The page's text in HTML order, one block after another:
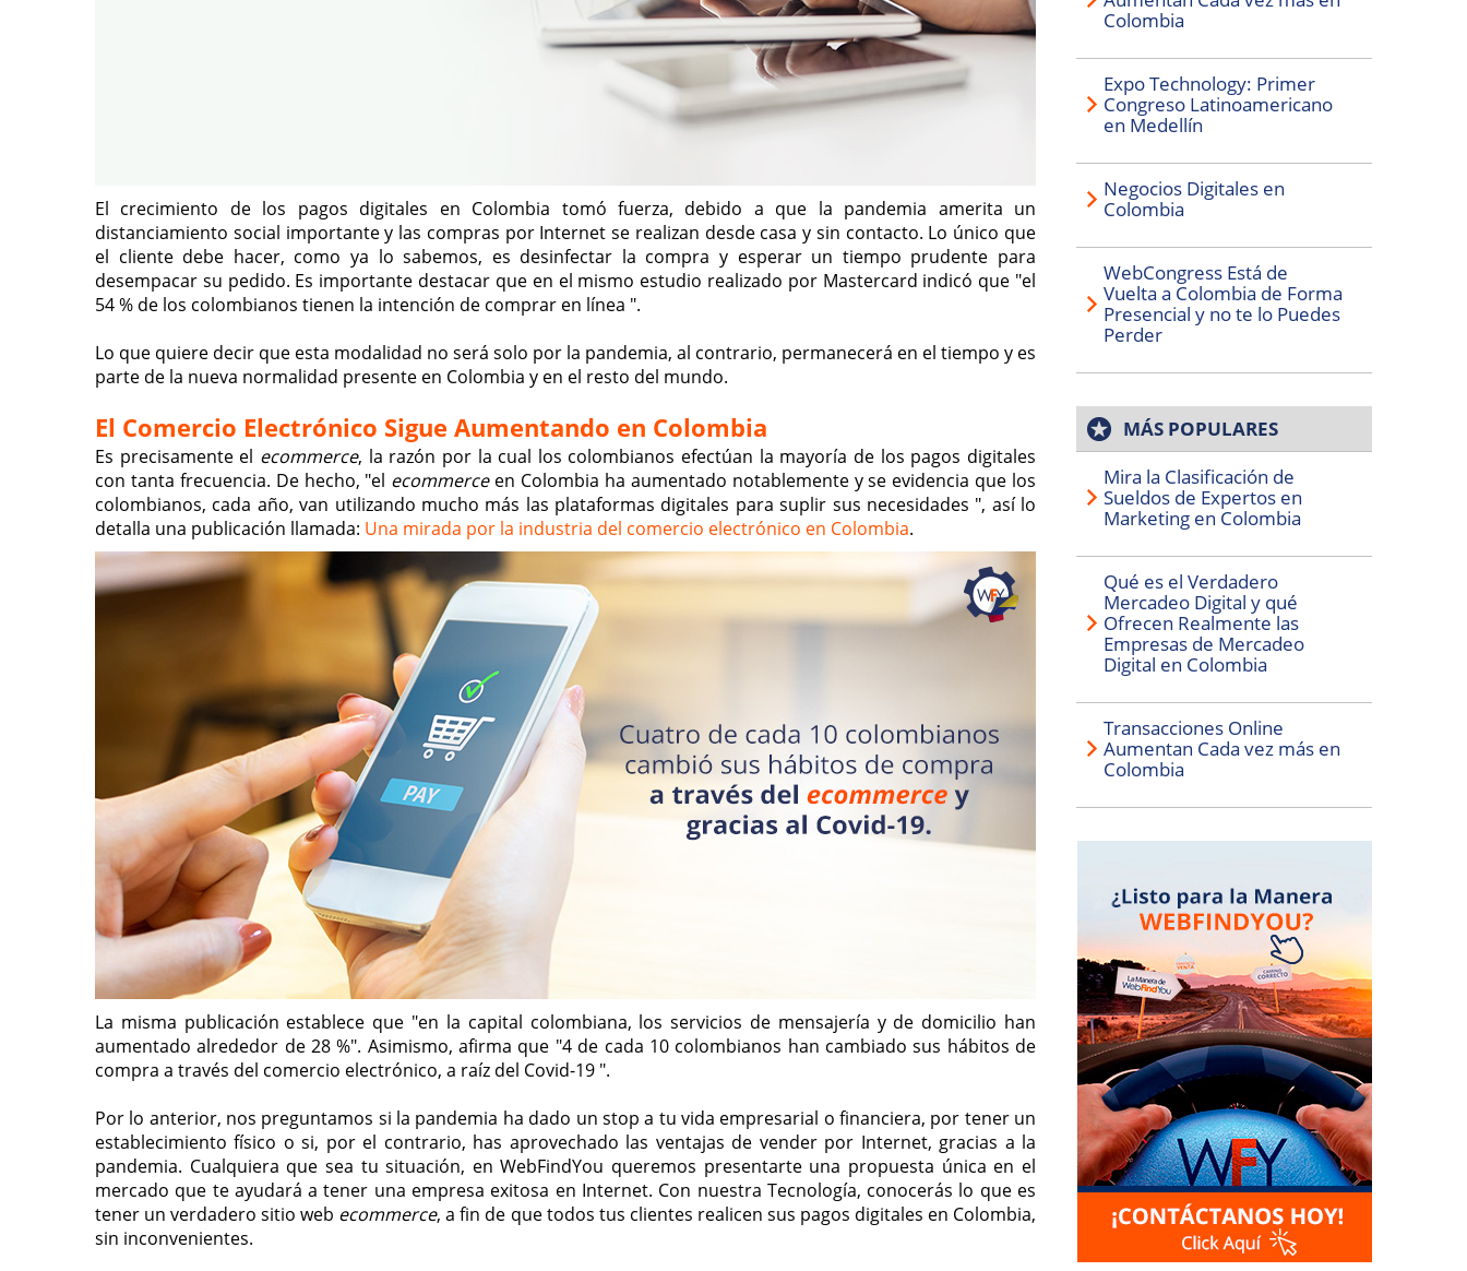
El crecimiento de los pagos digitales en Colombia tomó fuerza, debido a que la pandemia amerita un
distanciamiento social importante y las compras por Internet se realizan desde casa y sin contacto. Lo único que
el cliente debe hacer, como ya lo sabemos, es desinfectar la compra y esperar un tiempo prudente para
desempacar su pedido. Es importante destacar que en el mismo estudio realizado por Mastercard indicó que "el
54 % de los colombianos tienen la intención de comprar en línea ".
Lo que quiere decir que esta modalidad no será solo por la pandemia, al contrario, permanecerá en el tiempo y es
parte de la nueva normalidad presente en Colombia y en el resto del mundo.
El Comercio Electrónico Sigue Aumentando en Colombia
Es precisamente el ecommerce, la razón por la cual los colombianos efectúan la mayoría de los pagos digitales
con tanta frecuencia. De hecho, "el ecommerceen Colombia ha aumentado notablemente y se evidencia que los
colombianos, cada año, van utilizando mucho más las plataformas digitales para suplir sus necesidades ", así lo
detalla una publicación llamada: Una mirada por la industria del comercio electrónico en Colombia.
La misma publicación establece que "en la capital colombiana, los servicios de mensajería y de domicilio han
aumentado alrededor de 28 %". Asimismo, afirma que "4 de cada 10 colombianos han cambiado sus hábitos de
compra a través del comercio electrónico, a raíz del Covid-19 ".
Por lo anterior, nos preguntamos si la pandemia ha dado un stop a tu vida empresarial o financiera, por tener un
establecimiento físico o si, por el contrario, has aprovechado las ventajas de vender por Internet, gracias a la
pandemia. Cualquiera que sea tu situación, en WebFindYou queremos presentarte una propuesta única en el
mercado que te ayudará a tener una empresa exitosa en Internet. Con nuestra Tecnología, conocerás lo que es
tener un verdadero sitio web ecommerce, a fin de que todos tus clientes realicen sus pagos digitales en Colombia,
sin inconvenientes.
Colombia
Expo Technology: Primer
Congreso Latinoamericano
en Medellín
Negocios Digitales en
Colombia
WebCongress Está de
Vuelta a Colombia de Forma
Presencial y no te lo Puedes
Perder
MÁS POPULARES
Mira la Clasificación de
Sueldos de Expertos en
Marketing en Colombia
Qué es el Verdadero
Mercadeo Digital y qué
Ofrecen Realmente las
Empresas de Mercadeo
Digital en Colombia
Transacciones Online
Aumentan Cada vez más en
Colombia